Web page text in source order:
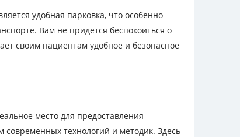
удобная парковка, что особенно
Вам не придется беспокоиться о
своим пациентам удобное и безопасное
место для предоставления
современных технологий и методик. Здесь